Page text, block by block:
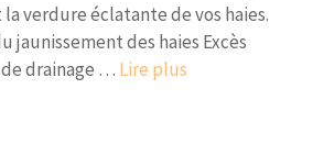
verdure éclatante de vos haies.
jaunissement des haies Excès
drainage … Lire plus